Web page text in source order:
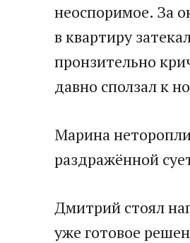
неоспоримое. За
в квартиру
пронзительно
давно сползал к
Марина
раздражённой
Дмитрий стоял
уже готовое